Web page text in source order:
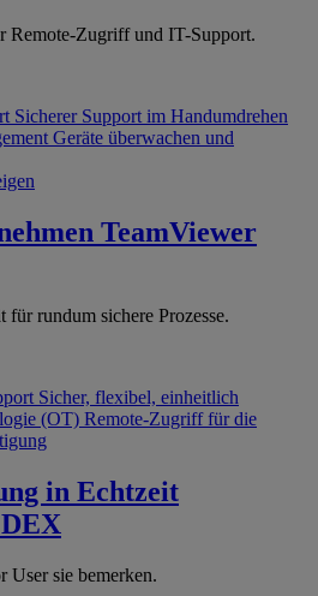
Remote-Zugriff und IT-Support.
Sicherer Support im Handumdrehen
Geräte überwachen und
TeamViewer
rundum sichere Prozesse.
Sicher, flexibel, einheitlich
(OT) Remote-Zugriff für die
in Echtzeit
User sie bemerken.